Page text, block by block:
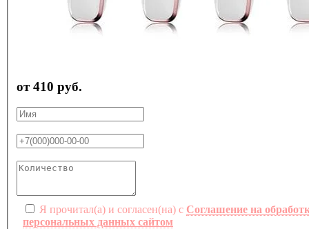
от 410 руб.
Я прочитал(а) и согласен(на) с Соглашение на
персональных данных сайтом